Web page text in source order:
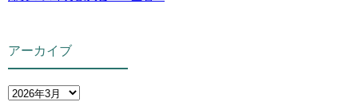
アーカイブ